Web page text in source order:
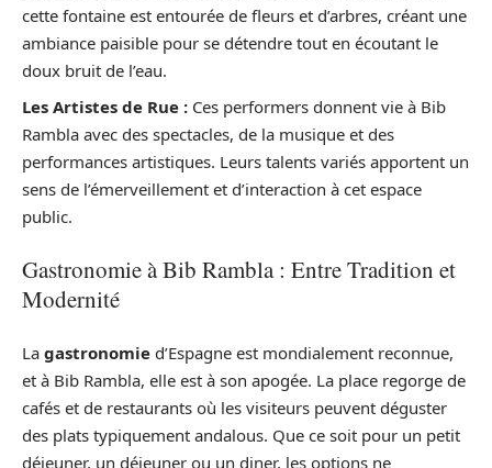
cette fontaine est entourée de fleurs et d’arbres, créant une
ambiance paisible pour se détendre tout en écoutant le
doux bruit de l’eau.
Les Artistes de Rue : Ces performers donnent vie à Bib
Rambla avec des spectacles, de la musique et des
performances artistiques. Leurs talents variés apportent un
sens de l’émerveillement et d’interaction à cet espace
public.
Gastronomie à Bib Rambla : Entre Tradition et
Modernité
La gastronomie d’Espagne est mondialement reconnue,
et à Bib Rambla, elle est à son apogée. La place regorge de
cafés et de restaurants où les visiteurs peuvent déguster
des plats typiquement andalous. Que ce soit pour un petit
déjeuner, un déjeuner ou un diner, les options ne